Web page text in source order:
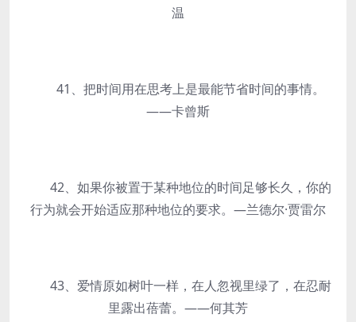
温
41、把时间用在思考上是最能节省时间的事情。
——卡曾斯
42、如果你被置于某种地位的时间足够长久，你的
行为就会开始适应那种地位的要求。—兰德尔·贾雷尔
43、爱情原如树叶一样，在人忽视里绿了，在忍耐
里露出蓓蕾。——何其芳